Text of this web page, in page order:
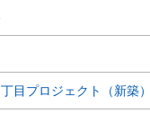
目プロジェクト（新築）